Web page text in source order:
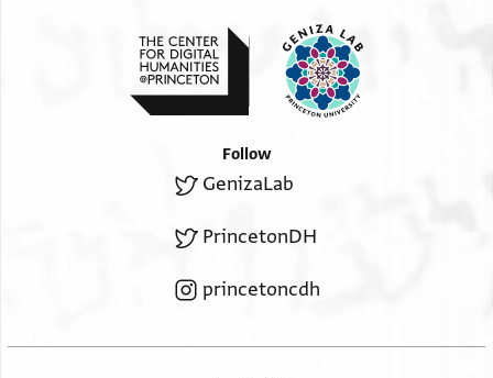
Follow
GenizaLab
PrincetonDH
princetoncdh